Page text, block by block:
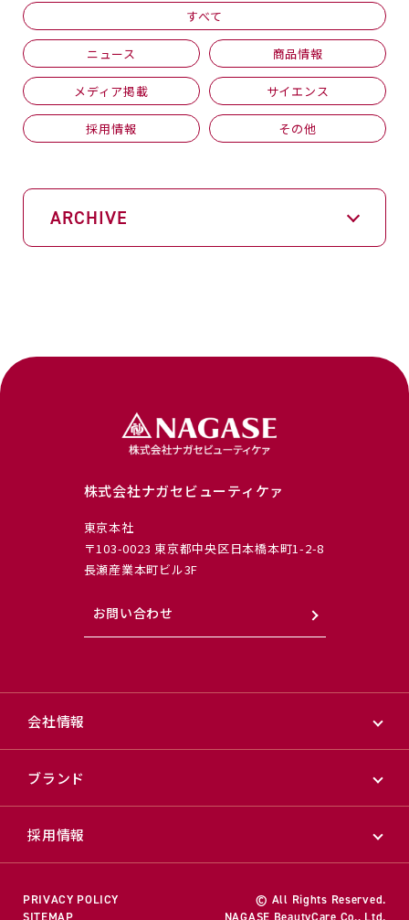
すべて
ニュース 商品情報
メディア掲載 サイエンス
採用情報 その他
ARCHIVE
株式会社ナガセビューティケァ
東京本社
〒103-0023 東京都中央区日本橋本町1-2-8
長瀬産業本町ビル3F
お問い合わせ
会社情報
ブランド
採用情報
PRIVACY POLICY
© All Rights Reserved.